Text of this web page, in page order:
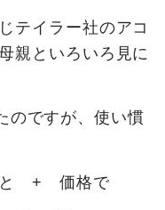
テイラー社のアコ
親といろいろ見に
のですが、使い慣
と + 価格で